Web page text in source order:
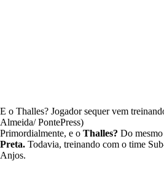
E o Thalles? Jogador sequer vem
Almeida/ PontePress)
Primordialmente, e o Thalles? Do
Preta. Todavia, treinando com o time
Anjos.